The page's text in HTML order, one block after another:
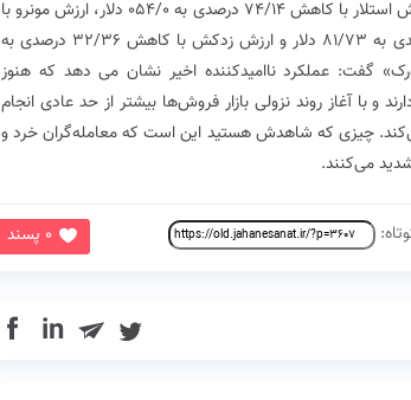
۵۶/۲۲۶ دلار، ارزش لایت‌کوین با کاهش ۴۱/۱۵ درصدی به ۵۷ دلار، ارزش استلار با کاهش ۷۴/۱۴ درصدی به ۰۵۴/۰ دلار، ارزش مونرو با
کاهش ۲/۱۴ درصدی به ۴۰/۵۹ دلار، ارزش دش با کاهش ۲۵/۱۶ درصدی به ۸۱/۷۳ دلار و ارزش زدکش با کاهش ۳۲/۳۶ درصدی به
گفت: عملکرد ناامیدکننده اخیر نشان می دهد که هنوز
و با آغاز روند نزولی بازار فروش‌ها بیشتر از حد عادی انجام
چیزی که شاهدش هستید این است که معامله‌گران خرد و
می‌کنند.
0 پسند
in